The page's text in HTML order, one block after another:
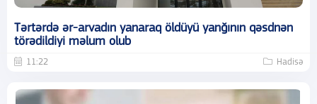
Tərtərdə ər-arvadın yanaraq öldüyü yanğının qəsdnən
törədildiyi məlum olub
11:22 Hadisə